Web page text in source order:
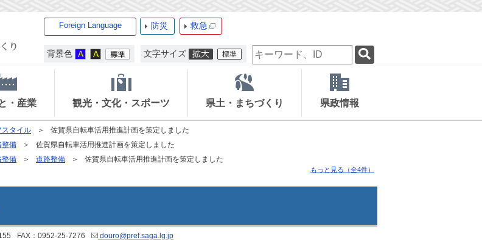
Foreign Language 防災 救急
背景色 文字サイズ
検
索
ー
ー
ド
・産業 観光・文化・スポーツ 県土・まちづくり 県政情報
スタイル
佐賀県自転車活用推進計画を策定しました
整備
佐賀県自転車活用推進計画を策定しました
整備 道路整備 佐賀県自転車活用推進計画を策定しました
もっと見る（全4件）
FAX：0952-25-7276 douro@pref.saga.lg.jp